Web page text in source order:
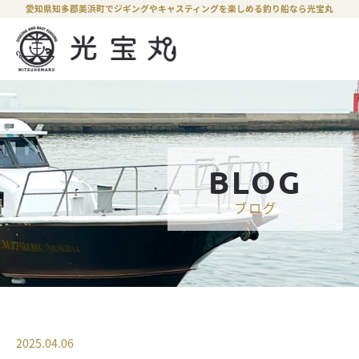
愛知県知多郡美浜町でジギングやキャスティングを楽しめる釣り船なら光宝丸
BLOG
ブログ
2025.04.06